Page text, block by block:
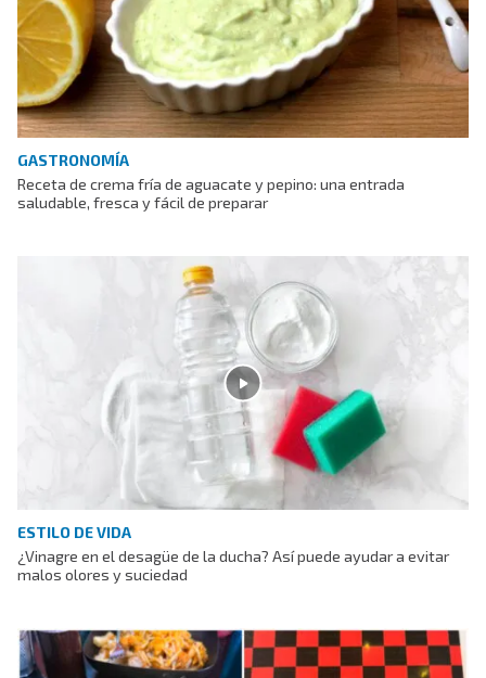
GASTRONOMÍA
Receta de crema fría de aguacate y pepino: una entrada
saludable, fresca y fácil de preparar
ESTILO DE VIDA
¿Vinagre en el desagüe de la ducha? Así puede ayudar a evitar
malos olores y suciedad